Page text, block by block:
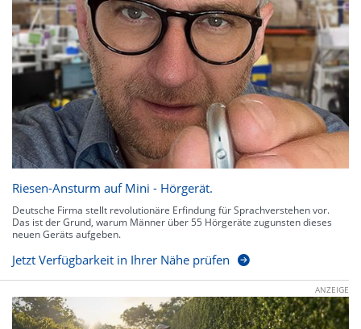
Riesen-Ansturm auf Mini - Hörgerät.
Deutsche Firma stellt revolutionäre Erfindung für Sprachverstehen vor.
Das ist der Grund, warum Männer über 55 Hörgeräte zugunsten dieses
neuen Geräts aufgeben.
Jetzt Verfügbarkeit in Ihrer Nähe prüfen
ANZEIGE